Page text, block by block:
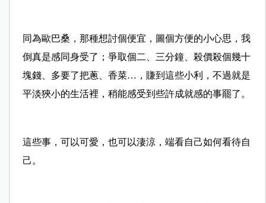
同為歐巴桑，那種想討個便宜，圖個方便的小心思，我
倒真是感同身受了；爭取個二、三分鐘、殺價殺個幾十
塊錢、多要了把蔥、香菜…，賺到這些小利，不過就是
平淡狹小的生活裡，稍能感受到些許成就感的事罷了。
這些事，可以可愛，也可以淒涼，端看自己如何看待自
己。